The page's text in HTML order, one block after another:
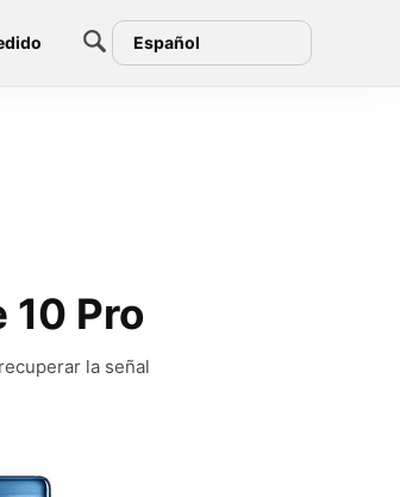
Español
10 Pro
la señal